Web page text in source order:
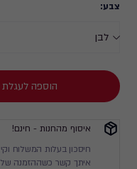
צבע:
הוספה לעגלת
איסוף מהחנות - חינם!
חיסכון בעלות המשלוח
איתך קשר כשההזמנה